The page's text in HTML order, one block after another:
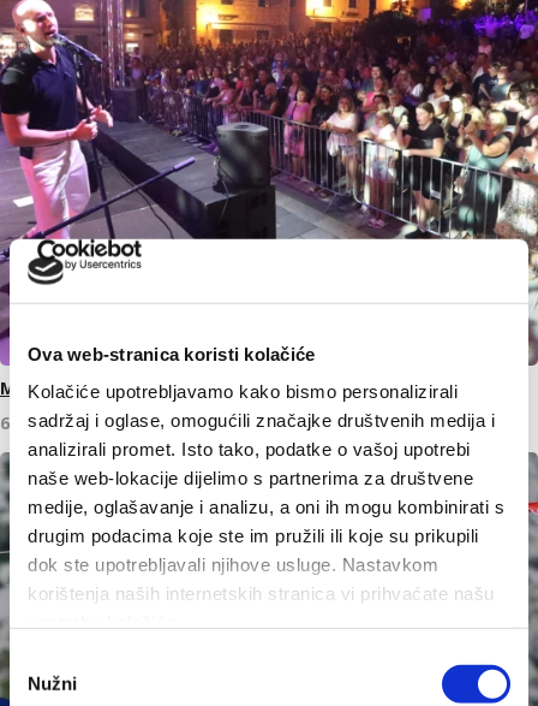
Ova web-stranica koristi kolačiće
Kolačiće upotrebljavamo kako bismo personalizirali
sadržaj i oglase, omogućili značajke društvenih medija i
analizirali promet. Isto tako, podatke o vašoj upotrebi
naše web-lokacije dijelimo s partnerima za društvene
medije, oglašavanje i analizu, a oni ih mogu kombinirati s
drugim podacima koje ste im pružili ili koje su prikupili
dok ste upotrebljavali njihove usluge. Nastavkom
korištenja naših internetskih stranica vi prihvaćate našu
pristanka
Nužni
Makarska proslavila Dan pobjede uz Marka Škugora
6. kolovoza 2026.